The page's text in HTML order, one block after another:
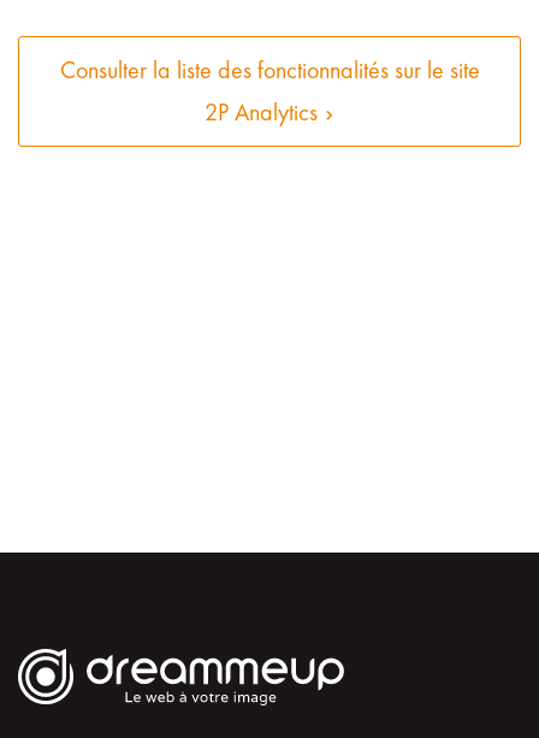
Consulter la liste des fonctionnalités sur le site
2P Analytics